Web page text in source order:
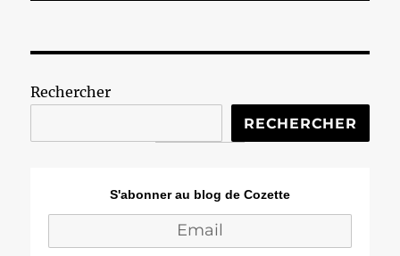
Rechercher
RECHERCHER
S'abonner au blog de Cozette